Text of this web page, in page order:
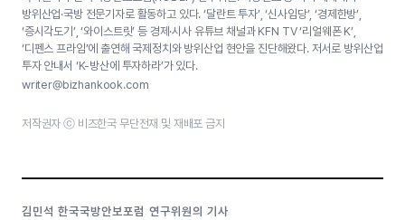
방위산업·국방 전문기자로 활동하고 있다. ‘달란트 투자’, ‘신사임당’, ‘경제한방’,
‘증시각도기’, ‘와이스트릿’ 등 경제·시사 유튜브 채널과 KFN TV ‘리얼웨폰 K’,
‘디펜스 프라임’에 출연해 국제정치와 방위산업 현안을 진단해왔다. 저서로 방위산업
투자 안내서 ‘K-방산에 투자하라’가 있다.
writer@bizhankook.com
저작권자 ⓒ 비즈한국 무단전재 및 재배포 금지
김민석 한국국방안보포럼 연구위원의 기사